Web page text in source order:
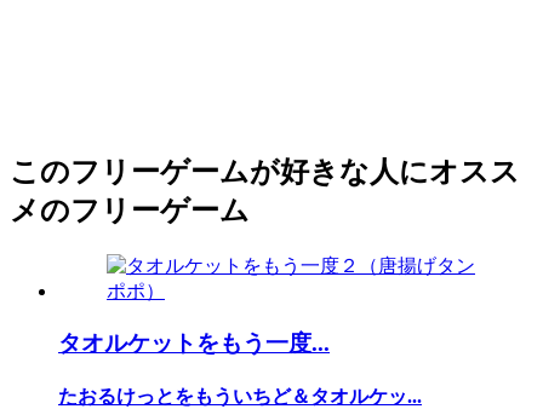
このフリーゲームが好きな人にオスス
メのフリーゲーム
タオルケットをもう一度...
たおるけっとをもういちど＆タオルケッ...